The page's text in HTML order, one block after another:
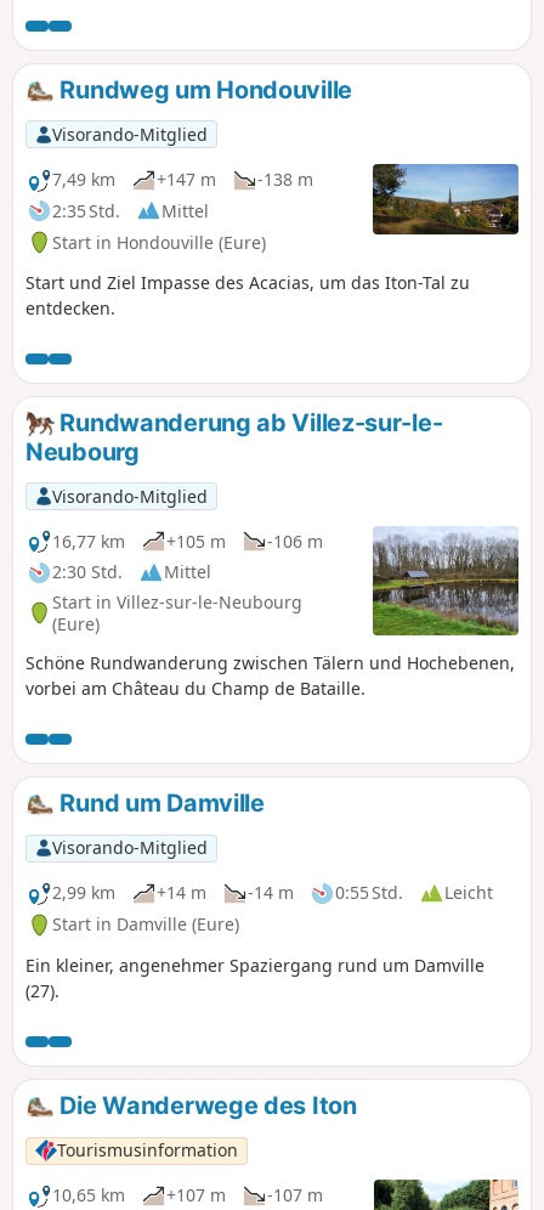
Rundweg um Hondouville
Visorando-Mitglied
7,49 km
+147 m
-138 m
2:35 Std.
Mittel
Start in Hondouville (Eure)
Start und Ziel Impasse des Acacias, um das Iton-Tal zu
entdecken.
Rundwanderung ab Villez-sur-le-
Neubourg
Visorando-Mitglied
16,77 km
+105 m
-106 m
2:30 Std.
Mittel
Start in Villez-sur-le-Neubourg
(Eure)
Schöne Rundwanderung zwischen Tälern und Hochebenen,
vorbei am Château du Champ de Bataille.
Rund um Damville
Visorando-Mitglied
2,99 km
+14 m -14 m 0:55 Std.
Leicht
Start in Damville (Eure)
Ein kleiner, angenehmer Spaziergang rund um Damville
(27).
Die Wanderwege des Iton
Tourismusinformation
10,65 km
+107 m
-107 m